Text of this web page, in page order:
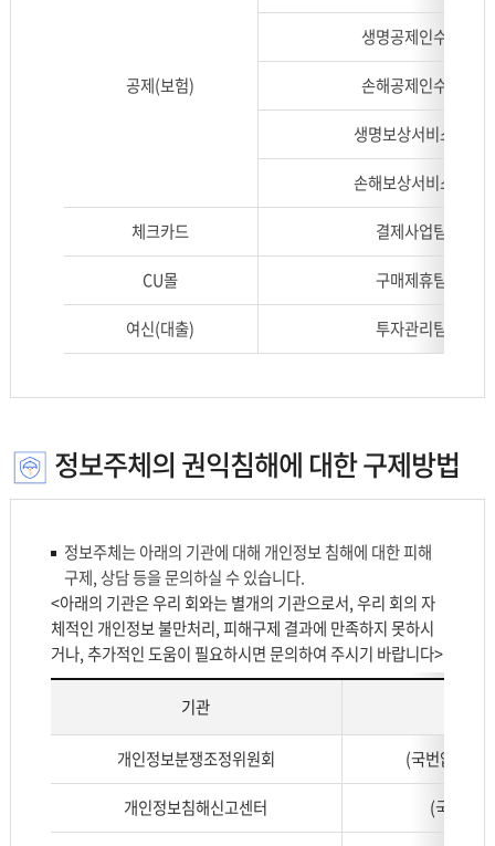
접
처
하
부
타
낸
업
무,
소
속,
전
화
호,
고
나
공제(보험)
생명공제인수팀
손해공제인수팀
생명보상서비스팀
손해보상서비스팀
체크카드
결제사업팀
CU몰
구매제휴팀
여신(대출)
투자관리팀
정보주체의 권익침해에 대한 구제방법
정보주체는 아래의 기관에 대해 개인정보 침해에 대한 피해
구제, 상담 등을 문의하실 수 있습니다.
<아래의 기관은 우리 회와는 별개의 기관으로서, 우리 회의 자
체적인 개인정보 불만처리, 피해구제 결과에 만족하지 못하시
거나, 추가적인 도움이 필요하시면 문의하여 주시기 바랍니다>
기관
개인정보분쟁조정위원회
(국번없이)
개인정보침해신고센터
(국번없